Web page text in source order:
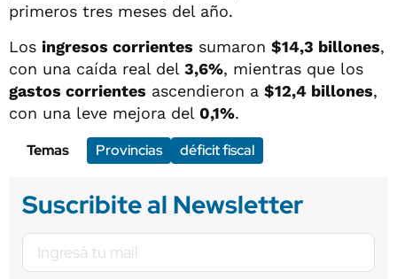
primeros tres meses del año.
Los ingresos corrientes sumaron $14,3 billones,
con una caída real del 3,6%, mientras que los
gastos corrientes ascendieron a $12,4 billones,
con una leve mejora del 0,1%.
Temas
Provincias déficit fiscal
Suscribite al Newsletter